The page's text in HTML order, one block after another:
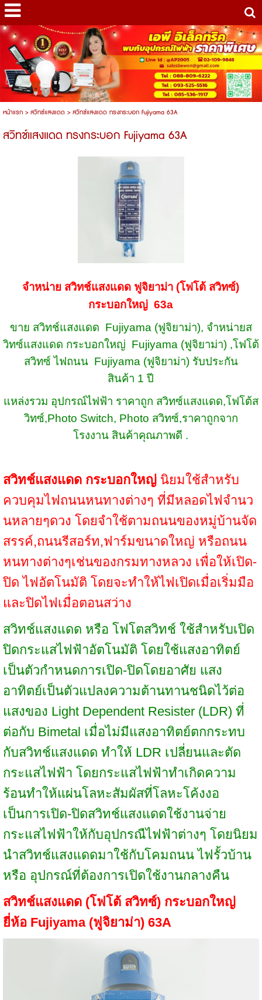
หน้าแรก> สวิทซ์แสงแดด > สวิทช์แสงแดด ทรงกระบอก Fujiyama 63A
สวิทช์แสงแดด ทรงกระบอก Fujiyama 63A
จำหน่าย สวิทช์แสงแดด ฟูจิยาม่า (โฟโต้ สวิทซ์)
กระบอกใหญ่ 63a
ขาย สวิทช์แสงแดด Fujiyama (ฟูจิยาม่า), จำหน่ายส
วิทซ์แสงแดด กระบอกใหญ่ Fujiyama (ฟูจิยาม่า) ,โฟโต้
สวิทซ์ ไฟถนน Fujiyama (ฟูจิยาม่า) รับประกัน
สินค้า 1 ปี
แหล่งรวม อุปกรณ์ไฟฟ้า ราคาถูก สวิทซ์แสงแดด,โฟโต้ส
วิทซ์,Photo Switch, Photo สวิทซ์,ราคาถูกจาก
โรงงาน สินค้าคุณภาพดี .
สวิทช์แสงแดด กระบอกใหญ่นิยมใช้สำหรับ
ควบคุมไฟถนนหนทางต่างๆ ที่มีหลอดไฟจำนว
นหลายๆดวง โดยจำใช้ตามถนนของหมู่บ้านจัด
สรรค์,ถนนรีสอร์ท,ฟาร์มขนาดใหญ่ หรือถนน
หนทางต่างๆเช่นของกรมทางหลวง เพื่อให้เปิด-
ปิด ไฟอัตโนมัติ โดยจะทำให้ไฟเปิดเมื่อเริ่มมือ
และปิดไฟเมื่อตอนสว่าง
สวิทช์แสงแดด หรือ โฟโตสวิทช์ ใช้สำหรับเปิด
ปิดกระแสไฟฟ้าอัตโนมัติ โดยใช้แสงอาทิตย์
เป็นตัวกำหนดการเปิด-ปิดโดยอาศัย แสง
อาทิตย์เป็นตัวแปลงความต้านทานชนิดไว้ต่อ
แสงของ Light Dependent Resister (LDR) ที่
ต่อกับ Bimetal เมื่อไม่มีแสงอาทิตย์ตกกระทบ
กับสวิทช์แสงแดด ทำให้ LDR เปลี่ยนและตัด
กระแสไฟฟ้า โดยกระแสไฟฟ้าทำเกิดความ
ร้อนทำให้แผ่นโลหะสัมผัสที่โลหะโค้งงอ
เป็นการเปิด-ปิดสวิทช์แสงแดดใช้งานจ่าย
กระแสไฟฟ้าให้กับอุปกรณืไฟฟ้าต่างๆ โดยนิยม
นำสวิทช์แสงแดดมาใช้กับโคมถนน ไฟรั้วบ้าน
หรือ อุปกรณ์ที่ต้องการเปิดใช้งานกลางคืน
สวิทช์แสงแดด (โฟโต้ สวิทซ์) กระบอกใหญ่
ยี่ห้อ Fujiyama (ฟูจิยาม่า) 63A